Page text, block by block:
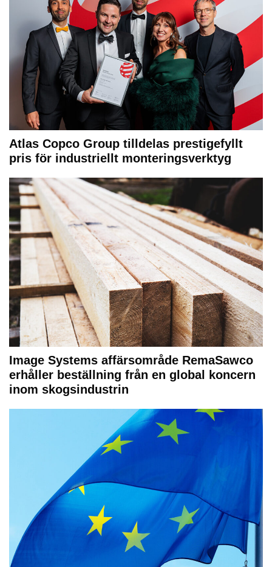
Atlas Copco Group tilldelas prestigefyllt
pris för industriellt monteringsverktyg
Image Systems affärsområde RemaSawco
erhåller beställning från en global koncern
inom skogsindustrin